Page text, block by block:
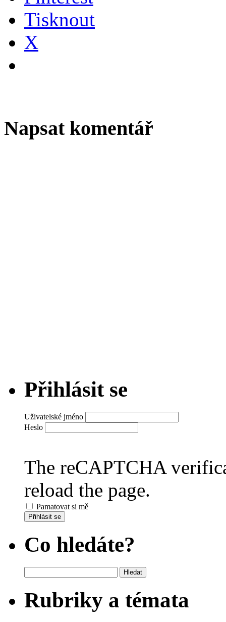
Tisknout
X
Napsat komentář
Přihlásit se
Uživatelské jméno
Heslo
The reCAPTCHA
reload the page.
Pamatovat si mě
Přihlásit se
Co hledáte?
Rubriky a témata